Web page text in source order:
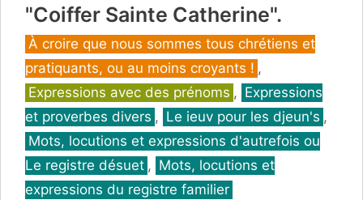
"Coiffer Sainte Catherine".
Catégories
À croire que nous sommes tous chrétiens et
pratiquants, ou au moins croyants ! ,
Expressions avec des prénoms , Expressions
et proverbes divers , Le ieuv pour les djeun's ,
Mots, locutions et expressions d'autrefois ou
Le registre désuet , Mots, locutions et
expressions du registre familier